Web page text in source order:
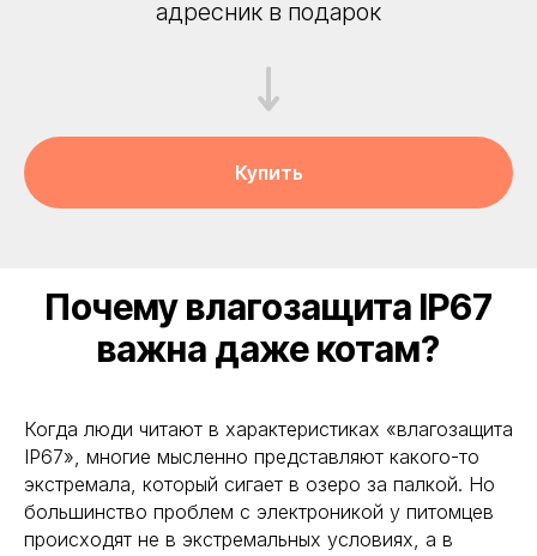
адресник в подарок
Купить
Почему влагозащита IP67
важна даже котам?
Когда люди читают в характеристиках «влагозащита
IP67», многие мысленно представляют какого-то
экстремала, который сигает в озеро за палкой. Но
большинство проблем с электроникой у питомцев
происходят не в экстремальных условиях, а в